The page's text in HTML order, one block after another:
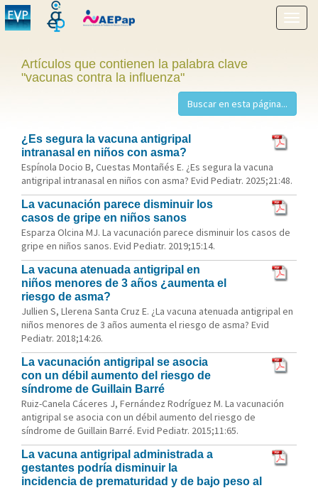
menú
Artículos que contienen la palabra clave
"vacunas contra la influenza"
¿Es segura la vacuna antigripal
intranasal en niños con asma?
Espínola Docio B, Cuestas Montañés E. ¿Es segura la vacuna
antigripal intranasal en niños con asma? Evid Pediatr. 2025;21:48.
La vacunación parece disminuir los
casos de gripe en niños sanos
Esparza Olcina MJ. La vacunación parece disminuir los casos de
gripe en niños sanos. Evid Pediatr. 2019;15:14.
La vacuna atenuada antigripal en
niños menores de 3 años ¿aumenta el
riesgo de asma?
Jullien S, Llerena Santa Cruz E. ¿La vacuna atenuada antigripal en
niños menores de 3 años aumenta el riesgo de asma? Evid
Pediatr. 2018;14:26.
La vacunación antigripal se asocia
con un débil aumento del riesgo de
síndrome de Guillain Barré
Ruiz-Canela Cáceres J, Fernández Rodríguez M. La vacunación
antigripal se asocia con un débil aumento del riesgo de
síndrome de Guillain Barré. Evid Pediatr. 2015;11:65.
La vacuna antigripal administrada a
gestantes podría disminuir la
incidencia de prematuridad y de bajo peso al